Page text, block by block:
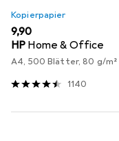
Kopierpapier
EUR
9,90
HP Home & Office
A4, 500 Blätter, 80 g/m²
1140